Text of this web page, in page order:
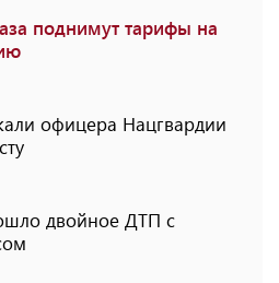
поднимут тарифы на
офицера Нацгвардии
двойное ДТП с